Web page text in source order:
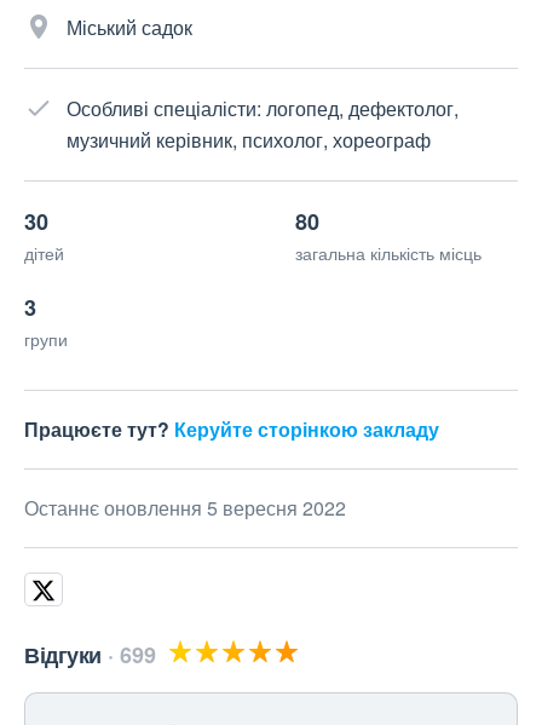
Міський садок
Особливі спеціалісти: логопед, дефектолог,
музичний керівник, психолог, хореограф
30
дітей
80
загальна кількість місць
3
групи
Працюєте тут? Керуйте сторінкою закладу
Останнє оновлення 5 вересня 2022
Відгуки 699